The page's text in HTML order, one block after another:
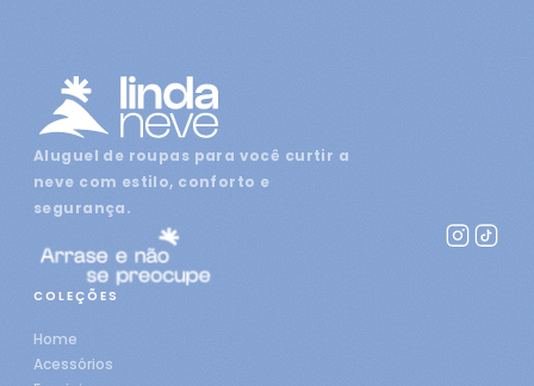
Aluguel de roupas para você curtir a
neve com estilo, conforto e
segurança.
COLEÇÕES
Home
Acessórios